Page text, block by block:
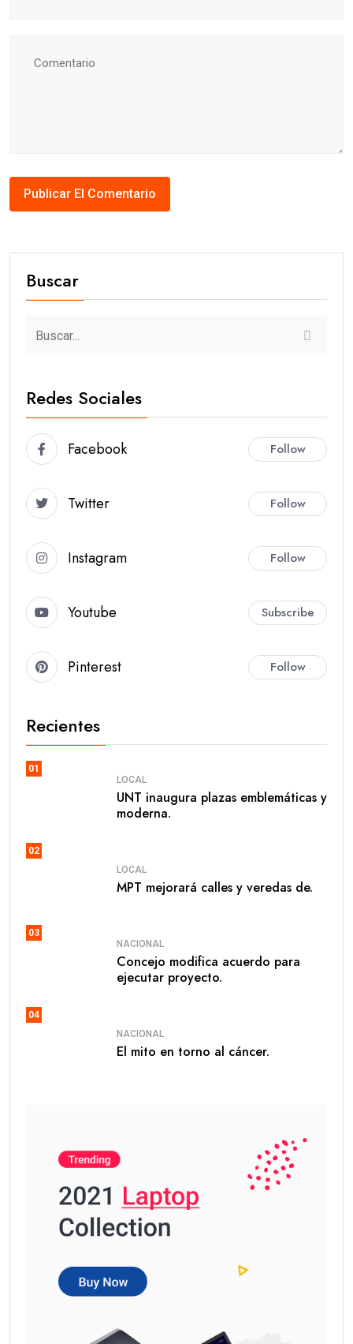
Buscar
Redes Sociales
Facebook Follow
Twitter Follow
Instagram Follow
Youtube Subscribe
Pinterest Follow
Recientes
01
LOCAL
UNT inaugura plazas emblemáticas y
moderna.
02
LOCAL
MPT mejorará calles y veredas de.
03
NACIONAL
Concejo modifica acuerdo para
ejecutar proyecto.
04
NACIONAL
El mito en torno al cáncer.